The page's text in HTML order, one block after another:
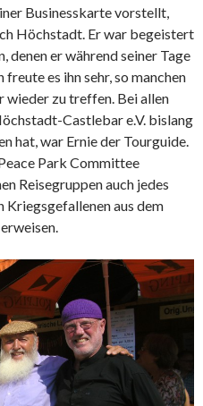
Businesskarte vorstellt,
Höchstadt. Er war begeistert
denen er während seiner Tage
es ihn sehr, so manchen
wieder zu treffen. Bei allen
Castlebar e.V. bislang
hat, war Ernie der Tourguide.
Park Committee
Reisegruppen auch jedes
Kriegsgefallenen aus dem